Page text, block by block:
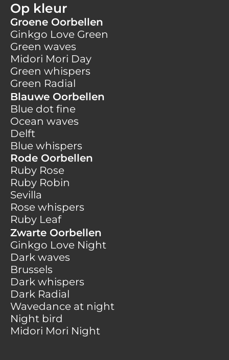
Op kleur
Groene Oorbellen
Ginkgo Love Green
Green waves
Midori Mori Day
Green whispers
Green Radial
Blauwe Oorbellen
Blue dot fine
Ocean waves
Delft
Blue whispers
Rode Oorbellen
Ruby Rose
Ruby Robin
Sevilla
Rose whispers
Ruby Leaf
Zwarte Oorbellen
Ginkgo Love Night
Dark waves
Brussels
Dark whispers
Dark Radial
Wavedance at night
Night bird
Midori Mori Night